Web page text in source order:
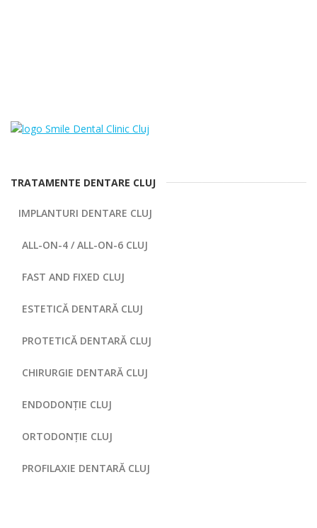
TRATAMENTE DENTARE CLUJ
IMPLANTURI DENTARE CLUJ
ALL-ON-4 / ALL-ON-6 CLUJ
FAST AND FIXED CLUJ
ESTETICĂ DENTARĂ CLUJ
PROTETICĂ DENTARĂ CLUJ
CHIRURGIE DENTARĂ CLUJ
ENDODONȚIE CLUJ
ORTODONȚIE CLUJ
PROFILAXIE DENTARĂ CLUJ